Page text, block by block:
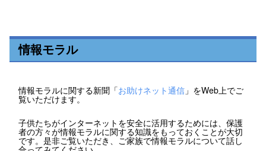
情報モラル
情報モラルに関する新聞「お助けネット通信 」をWeb上でご
覧いただけます。
子供たちがインターネットを安全に活用するためには、保護
者の方々が情報モラルに関する知識をもっておくことが大切
です。是非ご覧いただき、ご家族で情報モラルについて話し